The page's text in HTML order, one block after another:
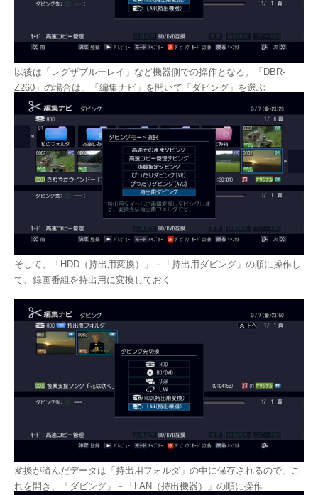
以後は「レグザブルーレイ」など機器側での操作となる。「DBR-
Z260」の場合は、「編集ナビ」を開いて「ダビング」を選ぶ
そして、「HDD（持出用変換）」－「持出用ダビング」の順に操作し
て、録画番組を持出用に変換しておく
変換が済んだデータは「持出用フォルダ」の中に保存されるので、こ
れを開き、「ダビング」－「LAN（持出機器）」の順に操作